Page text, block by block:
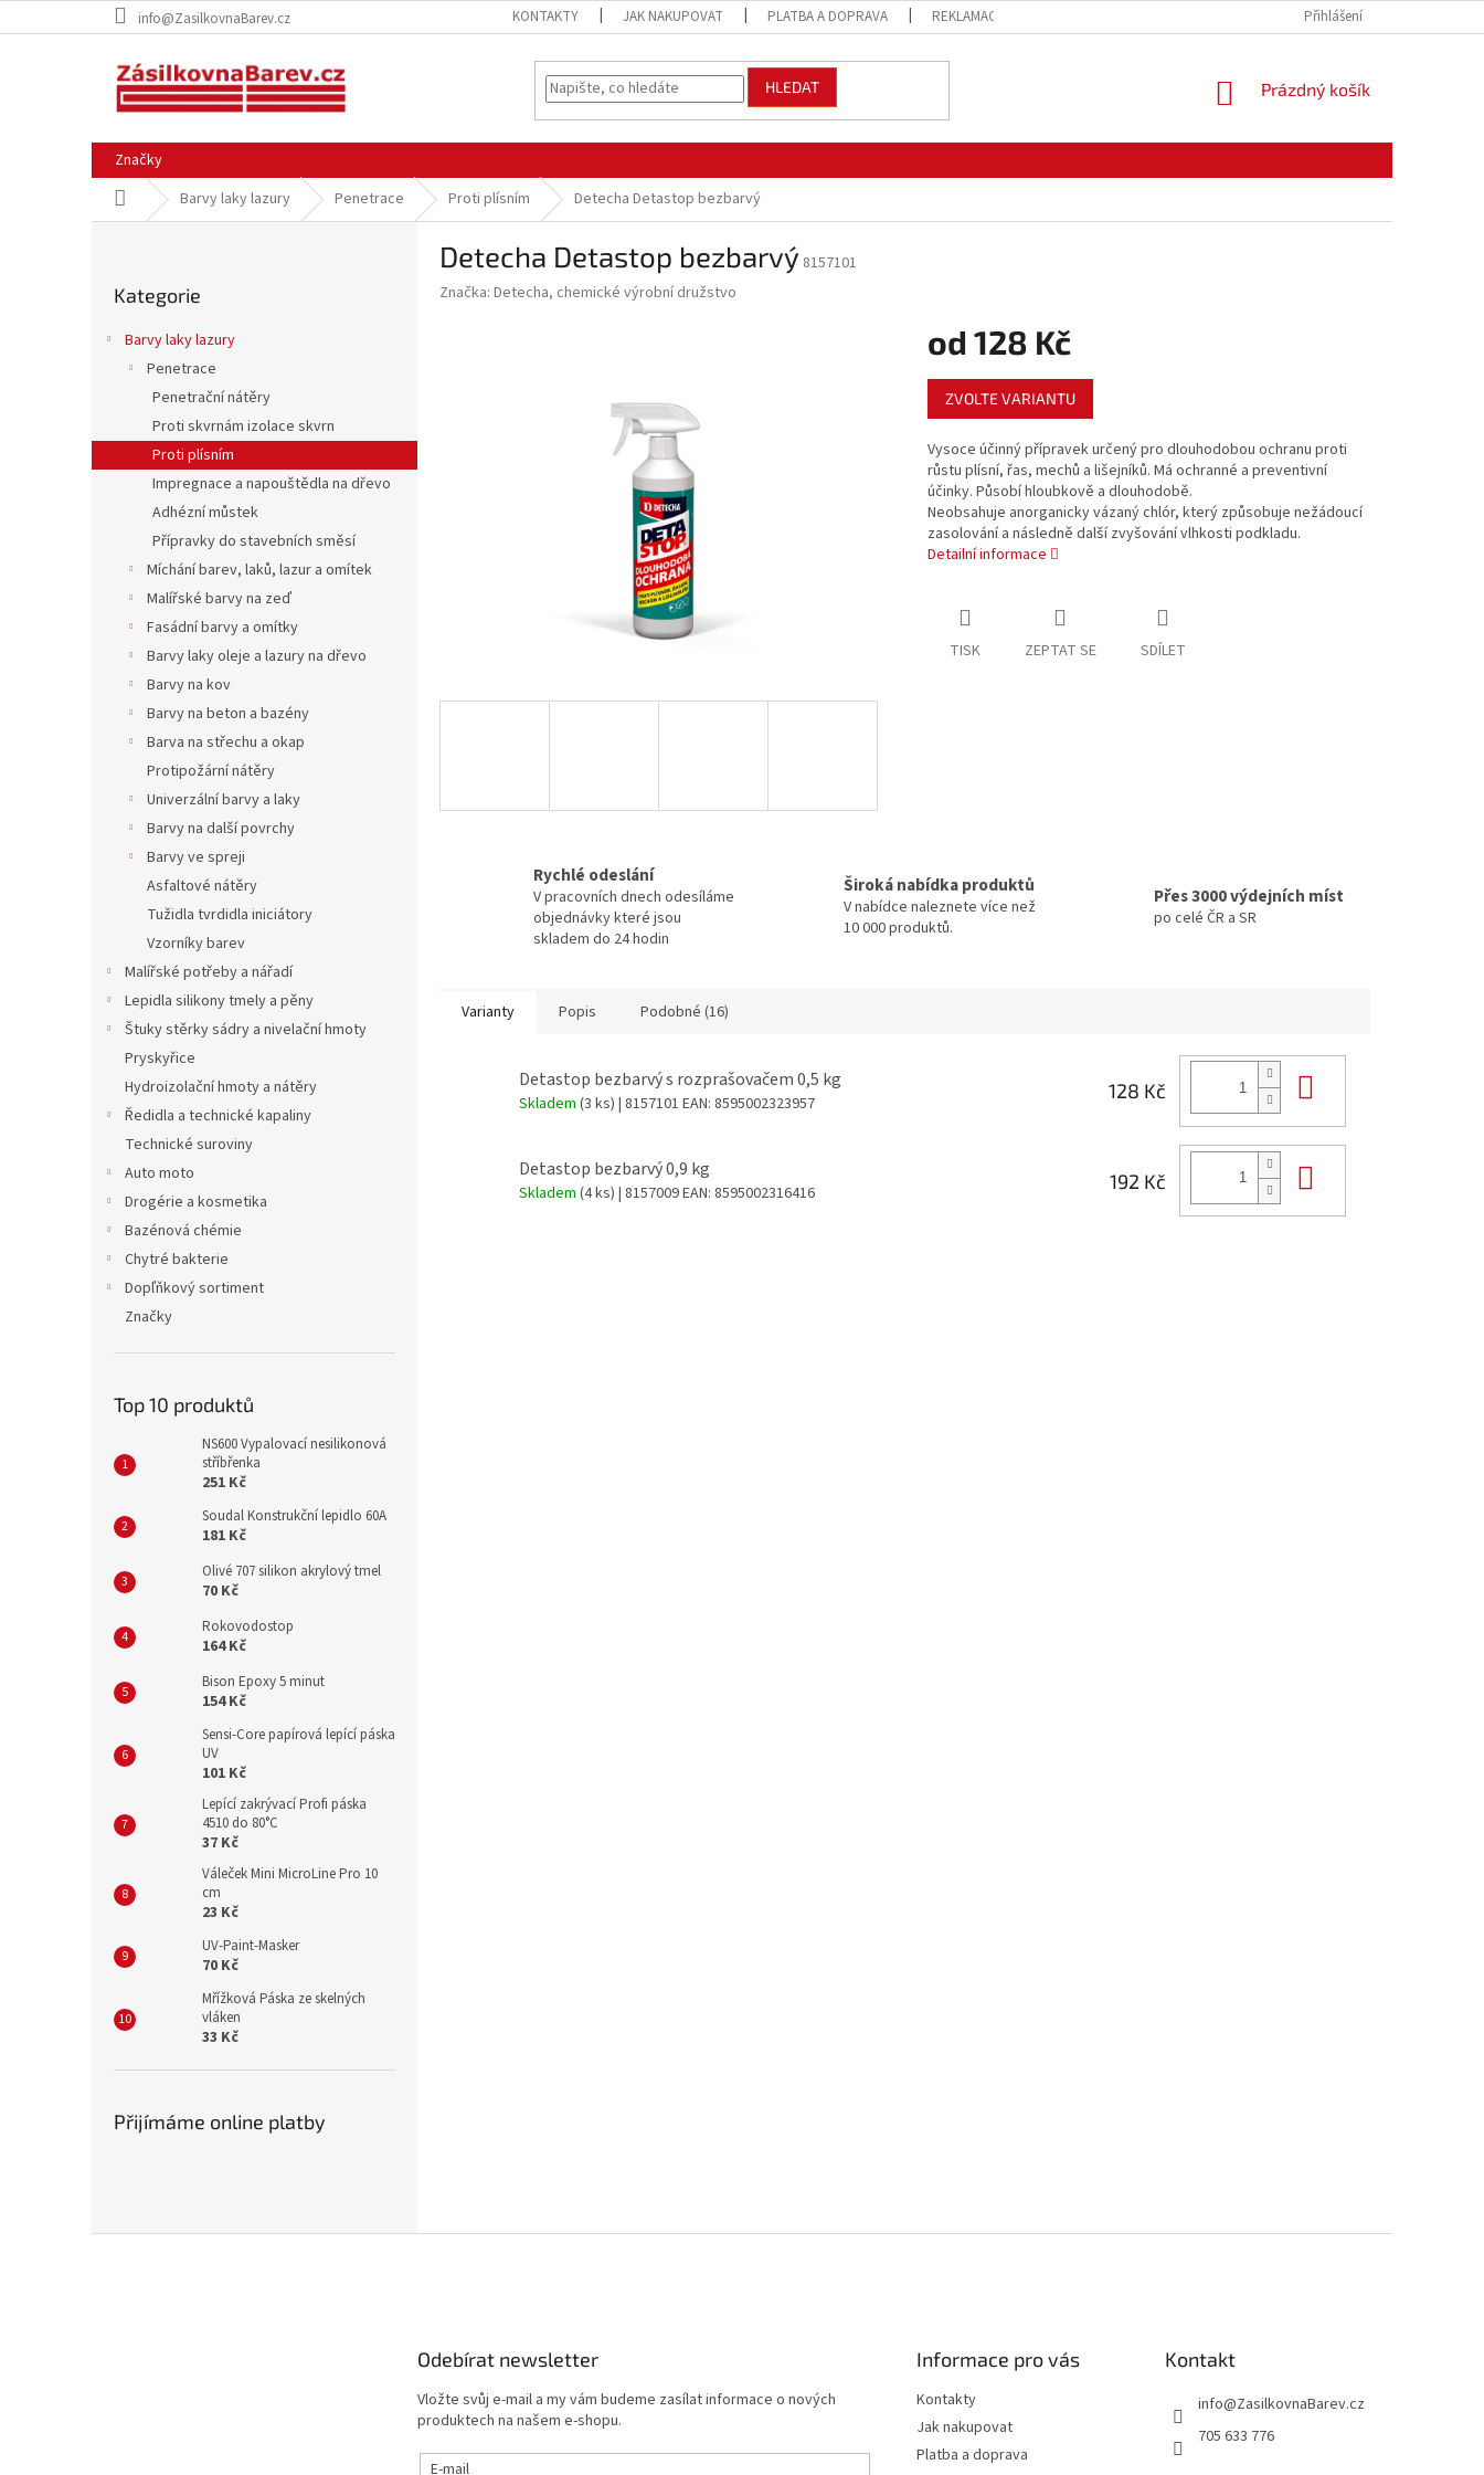
na
info@ZasilkovnaBarev.cz KONTAKTY JAK NAKUPOVAT PLATBA A DOPRAVA REKLAMACE ZBOŽÍ PODMÍNKY OCHRANY
Přihlášení
HLEDAT
NÁKUPNÍ
Prázdný košík
Značky
Domů Barvy laky lazury Penetrace Proti plísním Detecha Detastop bezbarvý
a
kategorie
Kategorie
Barvy laky lazury
Penetrace
Penetrační nátěry
Proti skvrnám izolace skvrn
Proti plísním
Impregnace a napouštědla na dřevo
Adhézní můstek
Přípravky do stavebních směsí
Míchání barev, laků, lazur a omítek
Malířské barvy na zeď
Fasádní barvy a omítky
Barvy laky oleje a lazury na dřevo
Barvy na kov
Barvy na beton a bazény
Barva na střechu a okap
Protipožární nátěry
Univerzální barvy a laky
Barvy na další povrchy
Barvy ve spreji
Asfaltové nátěry
Tužidla tvrdidla iniciátory
Vzorníky barev
Malířské potřeby a nářadí
Lepidla silikony tmely a pěny
Štuky stěrky sádry a nivelační hmoty
Pryskyřice
Hydroizolační hmoty a nátěry
Ředidla a technické kapaliny
Technické suroviny
Auto moto
Drogérie a kosmetika
Bazénová chémie
Chytré bakterie
Dopľňkový sortiment
Značky
Top 10 produktů
NS600 Vypalovací nesilikonová
stříbřenka
251 Kč
Soudal Konstrukční lepidlo 60A
181 Kč
Olivé 707 silikon akrylový tmel
70 Kč
Rokovodostop
164 Kč
Bison Epoxy 5 minut
154 Kč
Sensi-Core papírová lepící páska
UV
101 Kč
Lepící zakrývací Profi páska
4510 do 80°C
37 Kč
Váleček Mini MicroLine Pro 10
cm
23 Kč
UV-Paint-Masker
70 Kč
Mřížková Páska ze skelných
vláken
33 Kč
Přijímáme online platby
Detecha Detastop bezbarvý 8157101
Značka: Detecha, chemické výrobní družstvo
od 128 Kč
Měrná
cena:
ZVOLTE VARIANTU
Vysoce účinný přípravek určený pro dlouhodobou ochranu proti
růstu plísní, řas, mechů a lišejníků. Má ochranné a preventivní
účinky. Působí hloubkově a dlouhodobě.
Neobsahuje anorganicky vázaný chlór, který způsobuje nežádoucí
zasolování a následně další zvyšování vlhkosti podkladu.
Detailní informace
TISK ZEPTAT SE SDÍLET
Rychlé odeslání
V pracovních dnech odesíláme
objednávky které jsou
skladem do 24 hodin
Široká nabídka produktů
V nabídce naleznete více než
10 000 produktů.
Přes 3000 výdejních míst
po celé ČR a SR
Varianty Popis Podobné (16)
Detastop bezbarvý s rozprašovačem 0,5 kg
Skladem (3 ks) | 8157101 EAN: 8595002323957
128 Kč
Detastop bezbarvý 0,9 kg
Skladem (4 ks) | 8157009EAN: 8595002316416
192 Kč
Odebírat newsletter
Vložte svůj e-mail a my vám budeme zasílat informace o nových
produktech na našem e-shopu.
E-mail
Informace pro vás
Kontakty
Jak nakupovat
Platba a doprava
Kontakt
info@ZasilkovnaBarev.cz
705 633 776